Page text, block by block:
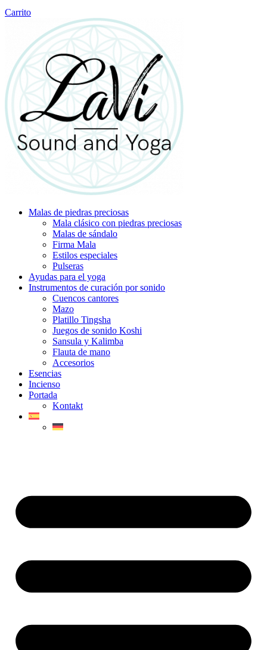
Carrito
Malas de piedras preciosas
Mala clásico con piedras preciosas
Malas de sándalo
Firma Mala
Estilos especiales
Pulseras
Ayudas para el yoga
Instrumentos de curación por sonido
Cuencos cantores
Mazo
Platillo Tingsha
Juegos de sonido Koshi
Sansula y Kalimba
Flauta de mano
Accesorios
Esencias
Incienso
Portada
Kontakt